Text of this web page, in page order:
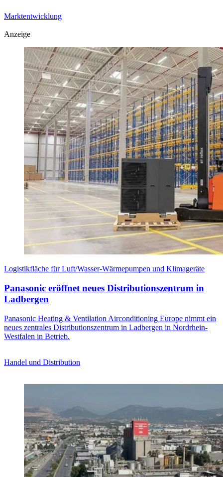
Marktentwicklung
Anzeige
Logistikfläche für Luft/Wasser-Wärmepumpen und Klimageräte
Panasonic eröffnet neues Distributionszentrum in
Ladbergen
Panasonic Heating & Ventilation Airconditioning Europe nimmt ein
neues zentrales Distributionszentrum in Ladbergen in Nordrhein-
Westfalen in Betrieb.
Handel und Distribution